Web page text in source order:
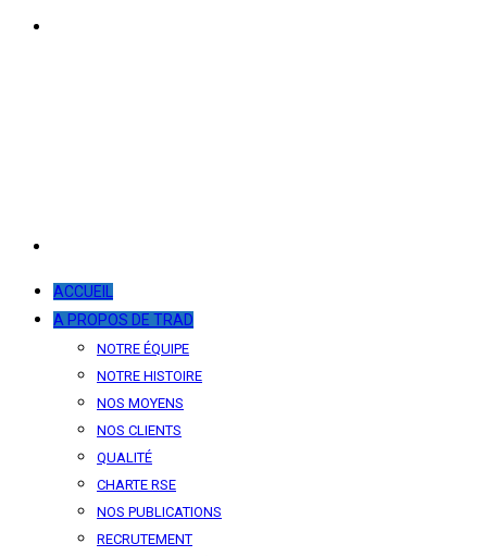
ACCUEIL
A PROPOS DE TRAD
NOTRE ÉQUIPE
NOTRE HISTOIRE
NOS MOYENS
NOS CLIENTS
QUALITÉ
CHARTE RSE
NOS PUBLICATIONS
RECRUTEMENT